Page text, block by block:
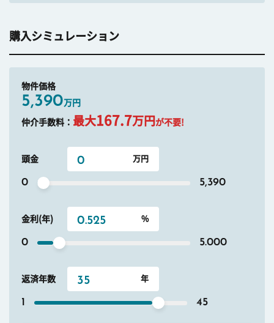
購入シミュレーション
物件価格
5,390万円
仲介手数料： 最大167.7万円 が不要!
頭金
0 5,390
金利(年)
0 5.000
返済年数
1 45